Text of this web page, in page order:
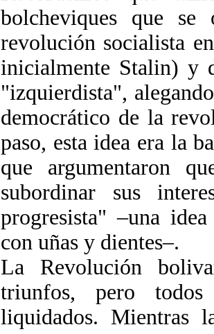
bolcheviques que
revolución socialista
inicialmente Stalin) y
"izquierdista",
democrático de la
paso, esta idea era la
que argumentaron
subordinar sus
progresista" –una
con uñas y dientes–.
La Revolución
triunfos, pero
liquidados. Mientras